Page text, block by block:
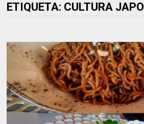
ETIQUETA: CULTURA